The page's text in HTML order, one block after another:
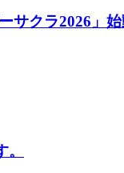
クラ2026」